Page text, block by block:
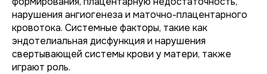
нарушения ангиогенеза и маточно-плацентарного
кровотока. Системные факторы, такие как
эндотелиальная дисфункция и нарушения
свертывающей системы крови у матери, также
играют роль.